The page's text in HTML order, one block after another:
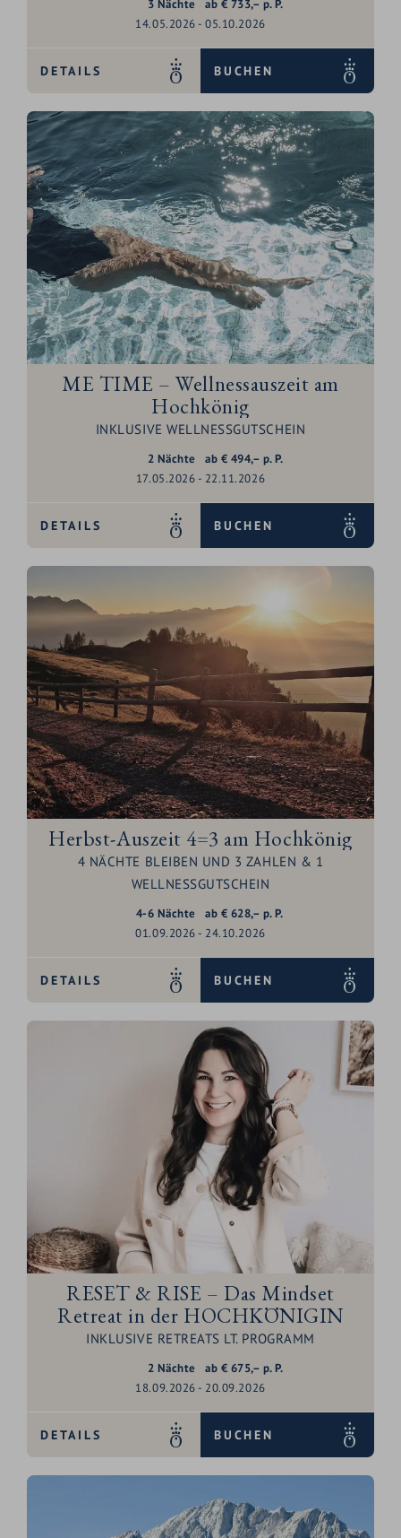
3 Nächte
14.05.2026 - 05.10.2026
ab € 733,– p. P.
DETAILS BUCHEN
ME TIME – Wellnessauszeit am
Hochkönig
INKLUSIVE WELLNESSGUTSCHEIN
2 Nächte
17.05.2026 - 22.11.2026
ab € 494,– p. P.
DETAILS BUCHEN
Herbst-Auszeit 4=3 am Hochkönig
4 NÄCHTE BLEIBEN UND 3 ZAHLEN & 1
WELLNESSGUTSCHEIN
4-6 Nächte
01.09.2026 - 24.10.2026
ab € 628,– p. P.
DETAILS BUCHEN
RESET & RISE – Das Mindset
Retreat in der HOCHKÖNIGIN
INKLUSIVE RETREATS LT. PROGRAMM
2 Nächte
18.09.2026 - 20.09.2026
ab € 675,– p. P.
DETAILS BUCHEN